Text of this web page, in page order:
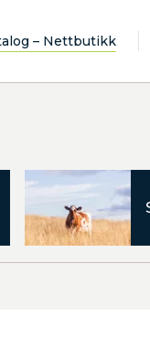
– Nettbutikk